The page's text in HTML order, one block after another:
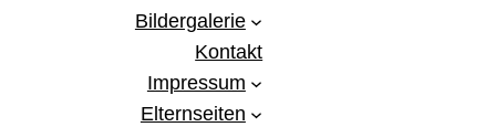
Bildergalerie
Kontakt
Impressum
Elternseiten